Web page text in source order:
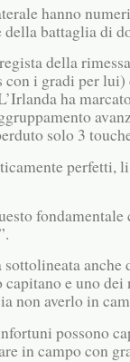
hanno
della battaglia di
della
con i gradi per
ha
solo 3
perfetti,
fondamentale
sottolineata anche
e uno
non averlo in
possono
in campo con